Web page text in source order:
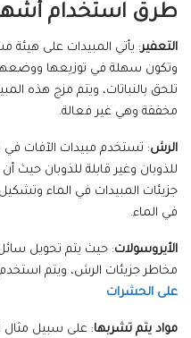
طرق استخدام أشهر
التعفير: يأتي المبيدات على هيئة
وتكون سهلة في توزيعها ووضعها
تلحق بالنباتات، ويتم مزج هذه
مخففة وهي غير فعالة.
الرش: تستخدم مبيدات الآفات
للذوبان وغير قابلة للذوبان حيث
جزيئات المبيدات في الماء
في الماء.
الأيروسولات: حيث يتم تحويل
مخاطر جزيئات الرش، ويتم
على الحشرات
مواد يتم تشربها: على سبيل مثال